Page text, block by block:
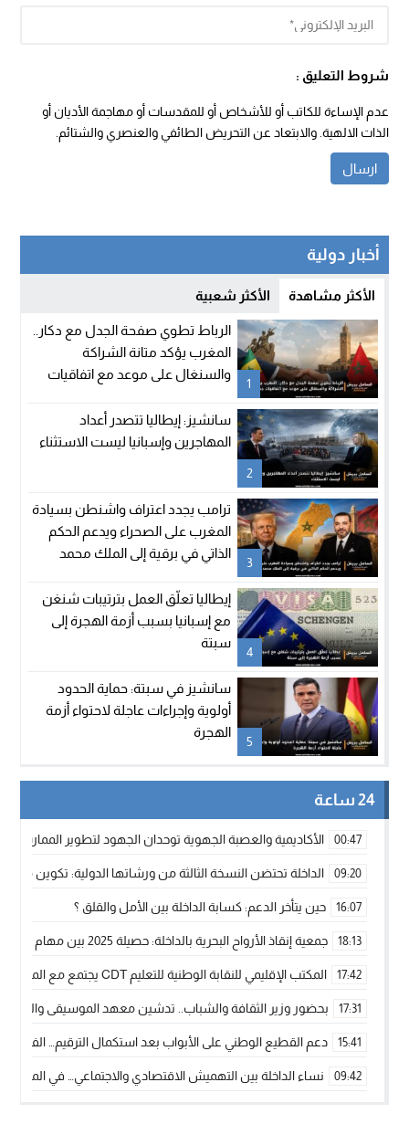
شروط التعليق :
عدم الإساءة للكاتب أو للأشخاص أو للمقدسات أو مهاجمة الأديان أو
الذات الالهية. والابتعاد عن التحريض الطائفي والعنصري والشتائم.
أخبار دولية
الأكثر مشاهدة الأكثر شعبية
1
الرباط تطوي صفحة الجدل مع دكار..
المغرب يؤكد متانة الشراكة
والسنغال على موعد مع اتفاقيات
2
سانشيز: إيطاليا تتصدر أعداد
المهاجرين وإسبانيا ليست الاستثناء
3
ترامب يجدد اعتراف واشنطن بسيادة
المغرب على الصحراء ويدعم الحكم
الذاتي في برقية إلى الملك محمد
4
إيطاليا تعلّق العمل بترتيبات شنغن
مع إسبانيا بسبب أزمة الهجرة إلى
سبتة
5
سانشيز في سبتة: حماية الحدود
أولوية وإجراءات عاجلة لاحتواء أزمة
الهجرة
24 ساعة
00:47 الأكاديمية والعصبة الجهوية توحدان الجهود لتطوير الممارسة
09:20 الداخلة تحتضن النسخة الثالثة من ورشاتها الدولية: تكوين
16:07 حين يتأخر الدعم: كسابة الداخلة بين الأمل والقلق ؟
18:13 جمعية إنقاذ الأرواح البحرية بالداخلة: حصيلة 2025 بين مهام الإنقاذ ومشروع “دار البحار”
17:42 المكتب الإقليمي للنقابة الوطنية للتعليم CDT يجتمع مع المدير الإقليمي لمناقشة ملفات جوهرية لنساء ورجال التعليم
17:31 بحضور وزير الثقافة والشباب.. تدشين معهد الموسيقى والفنون
15:41 دعم القطيع الوطني على الأبواب بعد استكمال الترقيم…
09:42 نساء الداخلة بين التهميش الاقتصادي والاجتماعي… في المؤسسات